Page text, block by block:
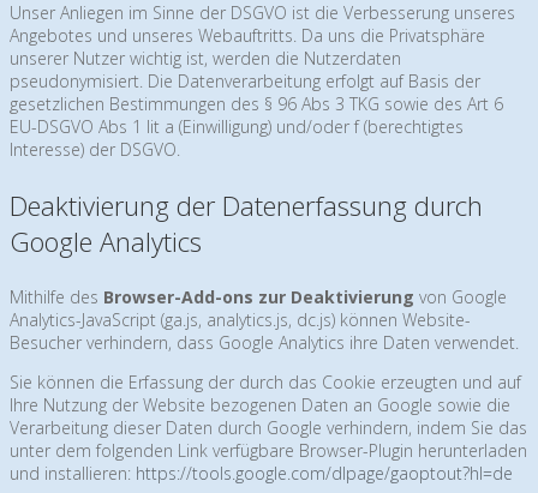
Unser Anliegen im Sinne der DSGVO ist die Verbesserung unseres
Angebotes und unseres Webauftritts. Da uns die Privatsphäre
unserer Nutzer wichtig ist, werden die Nutzerdaten
pseudonymisiert. Die Datenverarbeitung erfolgt auf Basis der
gesetzlichen Bestimmungen des § 96 Abs 3 TKG sowie des Art 6
EU-DSGVO Abs 1 lit a (Einwilligung) und/oder f (berechtigtes
Interesse) der DSGVO.
Deaktivierung der Datenerfassung durch
Google Analytics
Mithilfe des Browser-Add-ons zur Deaktivierung von Google
Analytics-JavaScript (ga.js, analytics.js, dc.js) können Website-
Besucher verhindern, dass Google Analytics ihre Daten verwendet.
Sie können die Erfassung der durch das Cookie erzeugten und auf
Ihre Nutzung der Website bezogenen Daten an Google sowie die
Verarbeitung dieser Daten durch Google verhindern, indem Sie das
unter dem folgenden Link verfügbare Browser-Plugin herunterladen
und installieren: https://tools.google.com/dlpage/gaoptout?hl=de